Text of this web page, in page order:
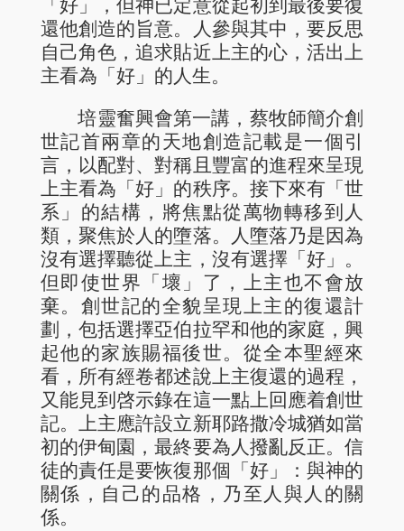
還他創造的旨意。人參與其中，要反思
自己角色，追求貼近上主的心，活出上
主看為「好」的人生。
培靈奮興會第一講，蔡牧師簡介創
世記首兩章的天地創造記載是一個引
言，以配對、對稱且豐富的進程來呈現
上主看為「好」的秩序。接下來有「世
系」的結構，將焦點從萬物轉移到人
類，聚焦於人的墮落。人墮落乃是因為
沒有選擇聽從上主，沒有選擇「好」。
但即使世界「壞」了，上主也不會放
棄。創世記的全貌呈現上主的復還計
劃，包括選擇亞伯拉罕和他的家庭，興
起他的家族賜福後世。從全本聖經來
看，所有經卷都述說上主復還的過程，
又能見到啓示錄在這一點上回應着創世
記。上主應許設立新耶路撒冷城猶如當
初的伊甸園，最終要為人撥亂反正。信
徒的責任是要恢復那個「好」：與神的
關係，自己的品格，乃至人與人的關
係。